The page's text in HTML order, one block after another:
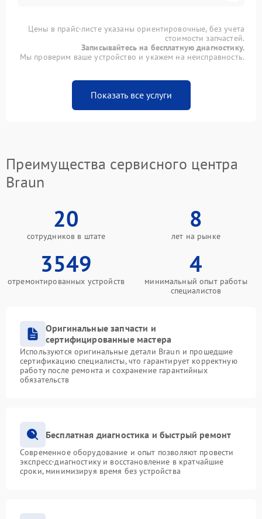
Цены в прайс-листе указаны ориентировочные, без учета
стоимости запчастей.
Записывайтесь на бесплатную диагностику.
Мы проверим ваше устройство и укажем на неисправность.
Показать все услуги
Преимущества сервисного центра
Braun
20
сотрудников в штате
8
лет на рынке
3549
отремонтированных устройств
4
минимальный опыт работы
специалистов
Оригинальные запчасти и
сертифицированные мастера
Используются оригинальные детали Braun и прошедшие
сертификацию специалисты, что гарантирует корректную
работу после ремонта и сохранение гарантийных
обязательств
Бесплатная диагностика и быстрый ремонт
Современное оборудование и опыт позволяют провести
экспресс-диагностику и восстановление в кратчайшие
сроки, минимизируя время без устройства